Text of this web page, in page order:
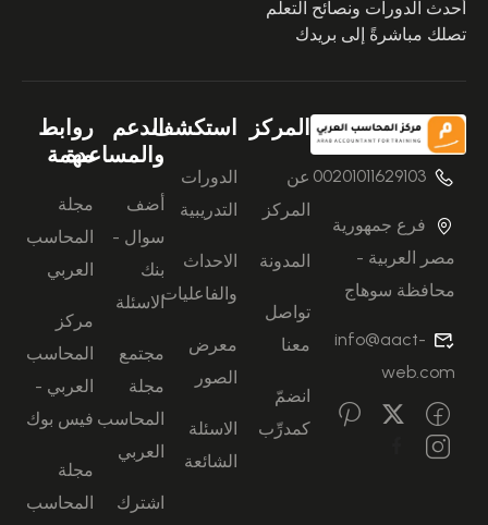
أحدث الدورات ونصائح التعلُّم
تصلك مباشرةً إلى بريدك
00201011629103
فرع جمهورية
مصر العربية -
محافظة سوهاج
info@aact-
web.com
المركز
عن
المركز
المدونة
تواصل
معنا
انضمّ
كمدرِّب
استكشف
الدورات
التدريبية
الاحداث
والفاعليات
معرض
الصور
الاسئلة
الشائعة
الدعم
والمساعدة
أضف
سوال -
بنك
الاسئلة
مجتمع
مجلة
المحاسب
العربي
اشترك
روابط
مهمة
مجلة
المحاسب
العربي
مركز
المحاسب
العربي -
فيس بوك
مجلة
المحاسب